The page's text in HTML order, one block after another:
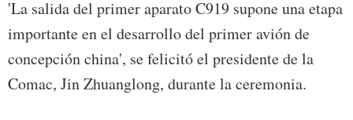
'La salida del primer aparato C919 supone una etapa
importante en el desarrollo del primer avión de
concepción china', se felicitó el presidente de la
Comac, Jin Zhuanglong, durante la ceremonia.